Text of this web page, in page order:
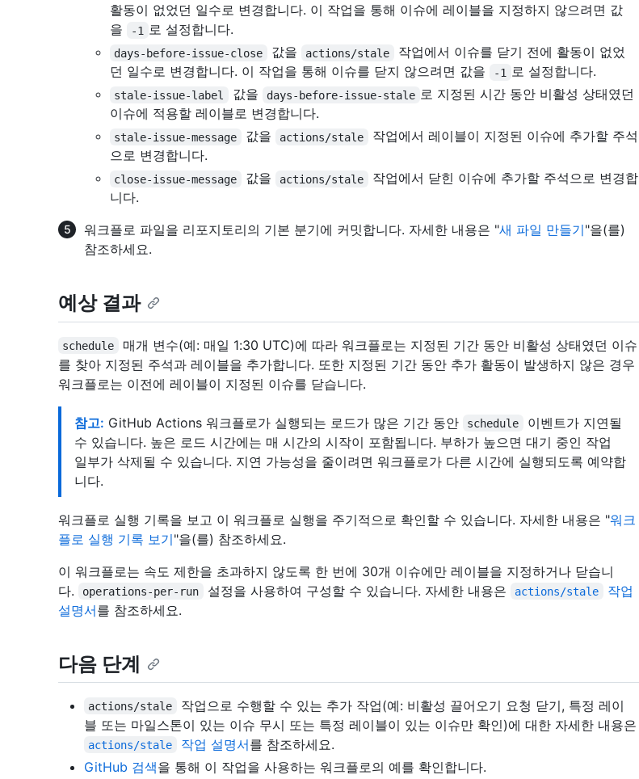
활동이 없었던 일수로 변경합니다. 이 작업을 통해 이슈에 레이블을 지정하지 않으려면 값
을
-1 로 설정합니다.
days-before-issue-close 값을 actions/stale
작업에서 이슈를 닫기 전에 활동이 없었
던 일수로 변경합니다. 이 작업을 통해 이슈를 닫지 않으려면 값을
-1 로 설정합니다.
stale-issue-label 값을 days-before-issue-stale 로 지정된 시간 동안 비활성 상태였던
이슈에 적용할 레이블로 변경합니다.
stale-issue-message 값을 actions/stale
작업에서 레이블이 지정된 이슈에 추가할 주석
으로 변경합니다.
close-issue-message 값을 actions/stale
작업에서 닫힌 이슈에 추가할 주석으로 변경합
니다.
워크플로 파일을 리포지토리의 기본 분기에 커밋합니다. 자세한 내용은 "새 파일 만들기"을(를)
참조하세요.
예상 결과
schedule
매개 변수(예: 매일 1:30 UTC)에 따라 워크플로는 지정된 기간 동안 비활성 상태였던 이슈
를 찾아 지정된 주석과 레이블을 추가합니다. 또한 지정된 기간 동안 추가 활동이 발생하지 않은 경우
워크플로는 이전에 레이블이 지정된 이슈를 닫습니다.
참고: GitHub Actions 워크플로가 실행되는 로드가 많은 기간 동안 schedule
이벤트가 지연될
수 있습니다. 높은 로드 시간에는 매 시간의 시작이 포함됩니다. 부하가 높으면 대기 중인 작업
일부가 삭제될 수 있습니다. 지연 가능성을 줄이려면 워크플로가 다른 시간에 실행되도록 예약합
니다.
워크플로 실행 기록을 보고 이 워크플로 실행을 주기적으로 확인할 수 있습니다. 자세한 내용은 "워크
플로 실행 기록 보기"을(를) 참조하세요.
이 워크플로는 속도 제한을 초과하지 않도록 한 번에 30개 이슈에만 레이블을 지정하거나 닫습니
다.
operations-per-run 설정을 사용하여 구성할 수 있습니다. 자세한 내용은 actions/stale
작업
설명서를 참조하세요.
다음 단계
actions/stale
작업으로 수행할 수 있는 추가 작업(예: 비활성 끌어오기 요청 닫기, 특정 레이
블 또는 마일스톤이 있는 이슈 무시 또는 특정 레이블이 있는 이슈만 확인)에 대한 자세한 내용은
actions/stale 작업 설명서를 참조하세요.
GitHub 검색을 통해 이 작업을 사용하는 워크플로의 예를 확인합니다.